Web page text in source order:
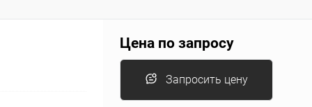
Цена по запросу
Запросить цену